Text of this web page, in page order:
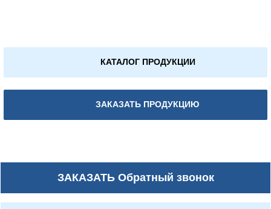
КАТАЛОГ ПРОДУКЦИИ
ЗАКАЗАТЬ ПРОДУКЦИЮ
ЗАКАЗАТЬОбратный звонок